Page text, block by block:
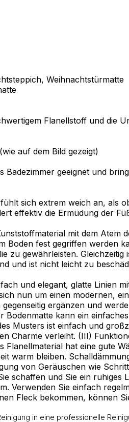
Weihnachtstürmatte
Flanellstoff und die
auf dem Bild gezeigt)
Badezimmer geeignet und
sich extrem weich an, als
effektiv die Ermüdung der
mit dem
Boden fest gegriffen werden
zu gewährleisten.
und ist nicht leicht zu
und elegant, glatte Linien
nun um einen modernen,
ergänzen und
Bodenmatte kann ein
Musters ist einfach und
Charme verleiht. (III)
hat eine gute
warm bleiben.
von Geräuschen wie
schaffen und Sie ein ruhiges
Verwenden Sie einfach
Fleck bekommen, können
in eine professionelle